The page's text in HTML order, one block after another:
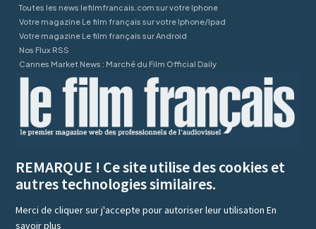
Toutes les news lefilmfrancais.com sur votre Iphone
Votre magazine Le film français sur votre Iphone/Ipad
Votre magazine Le film français sur Android
Nos Flux RSS
Cannes Market News : Marché du Film Official Daily
REMARQUE ! Ce site utilise des cookies et
autres technologies similaires.
Merci de cliquer sur j'accepte pour autoriser leur utilisationEn
savoir plus